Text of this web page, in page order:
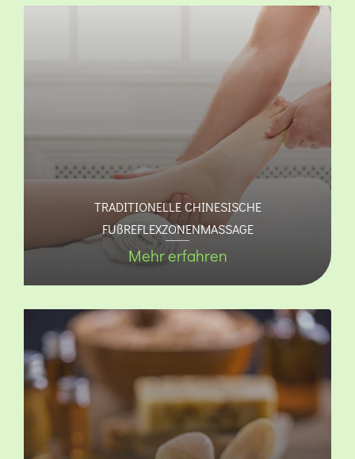
TRADITIONELLE CHINESISCHE
FUßREFLEXZONENMASSAGE
Mehr erfahren